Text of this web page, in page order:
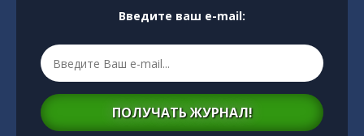
Введите ваш e-mail:
ПОЛУЧАТЬ ЖУРНАЛ!